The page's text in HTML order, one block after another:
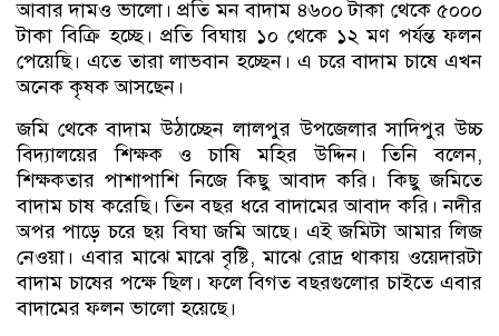
আবার দামও ভালো। প্রতি মন বাদাম ৪৬০০ টাকা থেকে ৫০০০
টাকা বিক্রি হচ্ছে। প্রতি বিঘায় ১০ থেকে ১২ মণ পর্যন্ত ফলন
পেয়েছি। এতে তারা লাভবান হচ্ছেন। এ চরে বাদাম চাষে এখন
অনেক কৃষক আসছেন।
জমি থেকে বাদাম উঠাচ্ছেন লালপুর উপজেলার সাদিপুর উচ্চ
বিদ্যালয়ের শিক্ষক ও চাষি মহির উদ্দিন। তিনি বলেন,
শিক্ষকতার পাশাপাশি নিজে কিছু আবাদ করি। কিছু জমিতে
বাদাম চাষ করেছি। তিন বছর ধরে বাদামের আবাদ করি। নদীর
অপর পাড়ে চরে ছয় বিঘা জমি আছে। এই জমিটা আমার লিজ
নেওয়া। এবার মাঝে মাঝে বৃষ্টি, মাঝে রোদ্র থাকায় ওয়েদারটা
বাদাম চাষের পক্ষে ছিল। ফলে বিগত বছরগুলোর চাইতে এবার
বাদামের ফলন ভালো হয়েছে।